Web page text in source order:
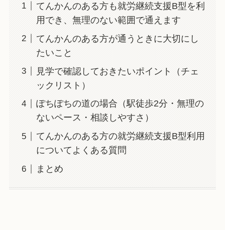
てんかんのある方も就労継続支援B型を利
用でき、無理のない範囲で通えます
てんかんのある方が通うときに大切にし
たいこと
見学で確認しておきたいポイント（チェ
ックリスト）
ぽちぽちの道の場合（駅徒歩2分・無理の
ないペース・相談しやすさ）
てんかんのある方の就労継続支援B型利用
についてよくある質問
まとめ